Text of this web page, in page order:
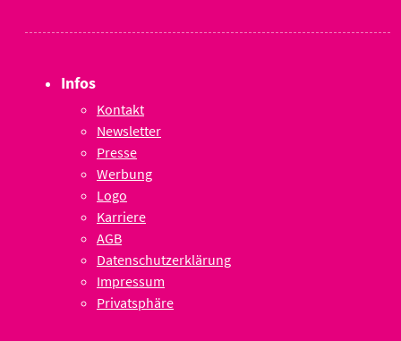
Infos
Kontakt
Newsletter
Presse
Werbung
Logo
Karriere
AGB
Datenschutzerklärung
Impressum
Privatsphäre